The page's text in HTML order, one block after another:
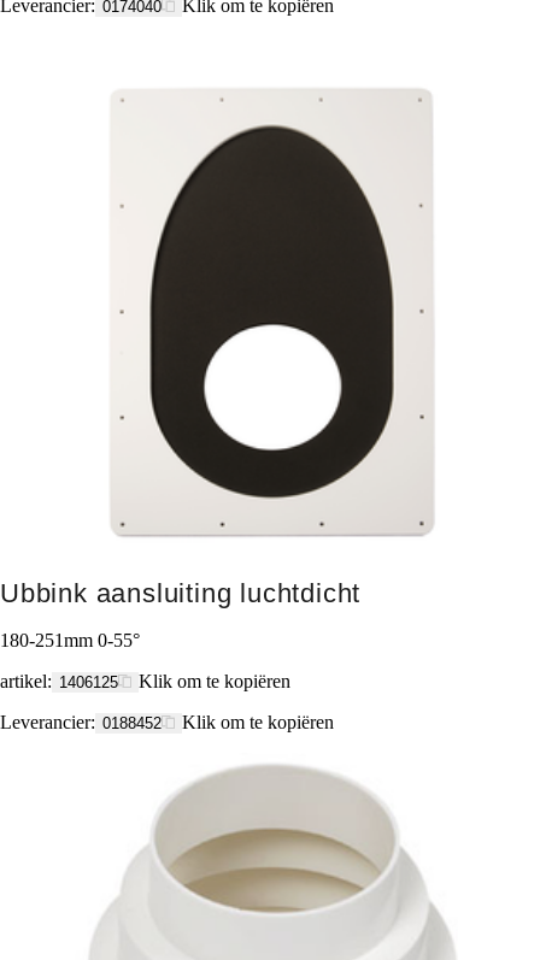
Leverancier: 0174040 Klik om te kopiëren
Ubbink aansluiting luchtdicht
180-251mm 0-55°
artikel: 1406125
Klik om te kopiëren
Leverancier: 0188452 Klik om te kopiëren